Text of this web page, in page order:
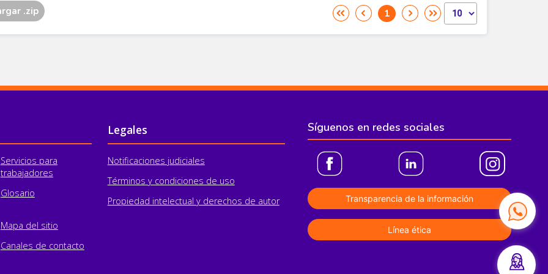
Servicios para
trabajadores
Glosario
Mapa del sitio
Canales de contacto
Legales
Notificaciones judiciales
Términos y condiciones de uso
Propiedad intelectual y derechos de autor
Síguenos en redes sociales
Transparencia de la información
Línea ética